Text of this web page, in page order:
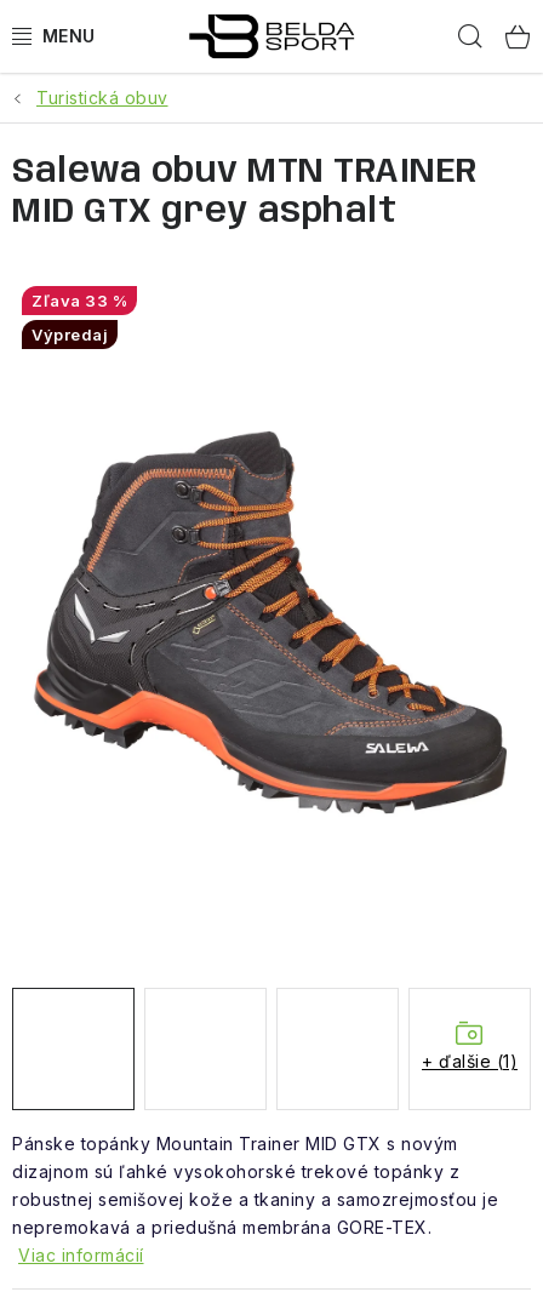
na
ŠPORTY
BEH
GOLDBERGH
OBLEČENIE
DOPLNKY
NAŠE SLUŽBY
VÝPREDAJ
ZNAČKY
Vrátenie a výmena Doprava a platba
Blog
Turistická obuv
Pánske topánky Mountain Trainer MID GTX s novým
dizajnom sú ľahké vysokohorské trekové topánky z
robustnej semišovej kože a tkaniny a samozrejmosťou je
nepremokavá a priedušná membrána GORE-TEX.
Viac informácií
Salewa obuv MTN TRAINER
MID GTX grey asphalt
33 %
Výpredaj
+ ďalšie (1)